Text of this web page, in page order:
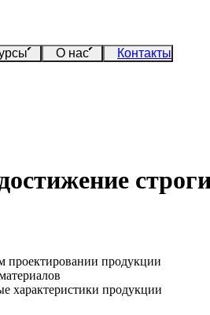
О нас Контакты
проектировании продукции
характеристики продукции